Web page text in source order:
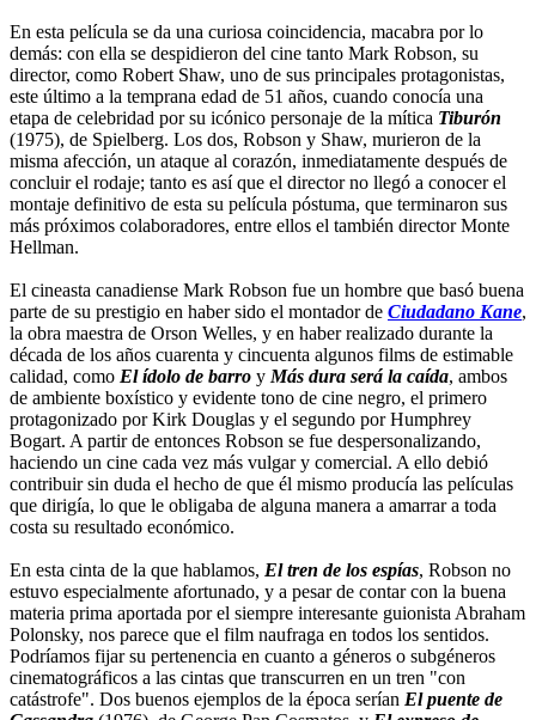
En esta película se da una curiosa coincidencia, macabra por lo
demás: con ella se despidieron del cine tanto Mark Robson, su
director, como Robert Shaw, uno de sus principales protagonistas,
este último a la temprana edad de 51 años, cuando conocía una
etapa de celebridad por su icónico personaje de la mítica Tiburón
(1975), de Spielberg. Los dos, Robson y Shaw, murieron de la
misma afección, un ataque al corazón, inmediatamente después de
concluir el rodaje; tanto es así que el director no llegó a conocer el
montaje definitivo de esta su película póstuma, que terminaron sus
más próximos colaboradores, entre ellos el también director Monte
Hellman.
El cineasta canadiense Mark Robson fue un hombre que basó buena
parte de su prestigio en haber sido el montador de Ciudadano Kane,
la obra maestra de Orson Welles, y en haber realizado durante la
década de los años cuarenta y cincuenta algunos films de estimable
calidad, como El ídolo de barro y Más dura será la caída, ambos
de ambiente boxístico y evidente tono de cine negro, el primero
protagonizado por Kirk Douglas y el segundo por Humphrey
Bogart. A partir de entonces Robson se fue despersonalizando,
haciendo un cine cada vez más vulgar y comercial. A ello debió
contribuir sin duda el hecho de que él mismo producía las películas
que dirigía, lo que le obligaba de alguna manera a amarrar a toda
costa su resultado económico.
En esta cinta de la que hablamos, El tren de los espías, Robson no
estuvo especialmente afortunado, y a pesar de contar con la buena
materia prima aportada por el siempre interesante guionista Abraham
Polonsky, nos parece que el film naufraga en todos los sentidos.
Podríamos fijar su pertenencia en cuanto a géneros o subgéneros
cinematográficos a las cintas que transcurren en un tren "con
catástrofe". Dos buenos ejemplos de la época serían El puente de